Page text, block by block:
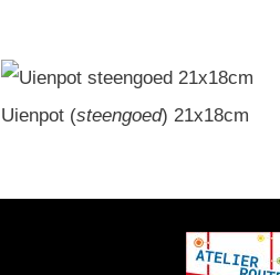
Uienpot (steengoed) 21x18cm